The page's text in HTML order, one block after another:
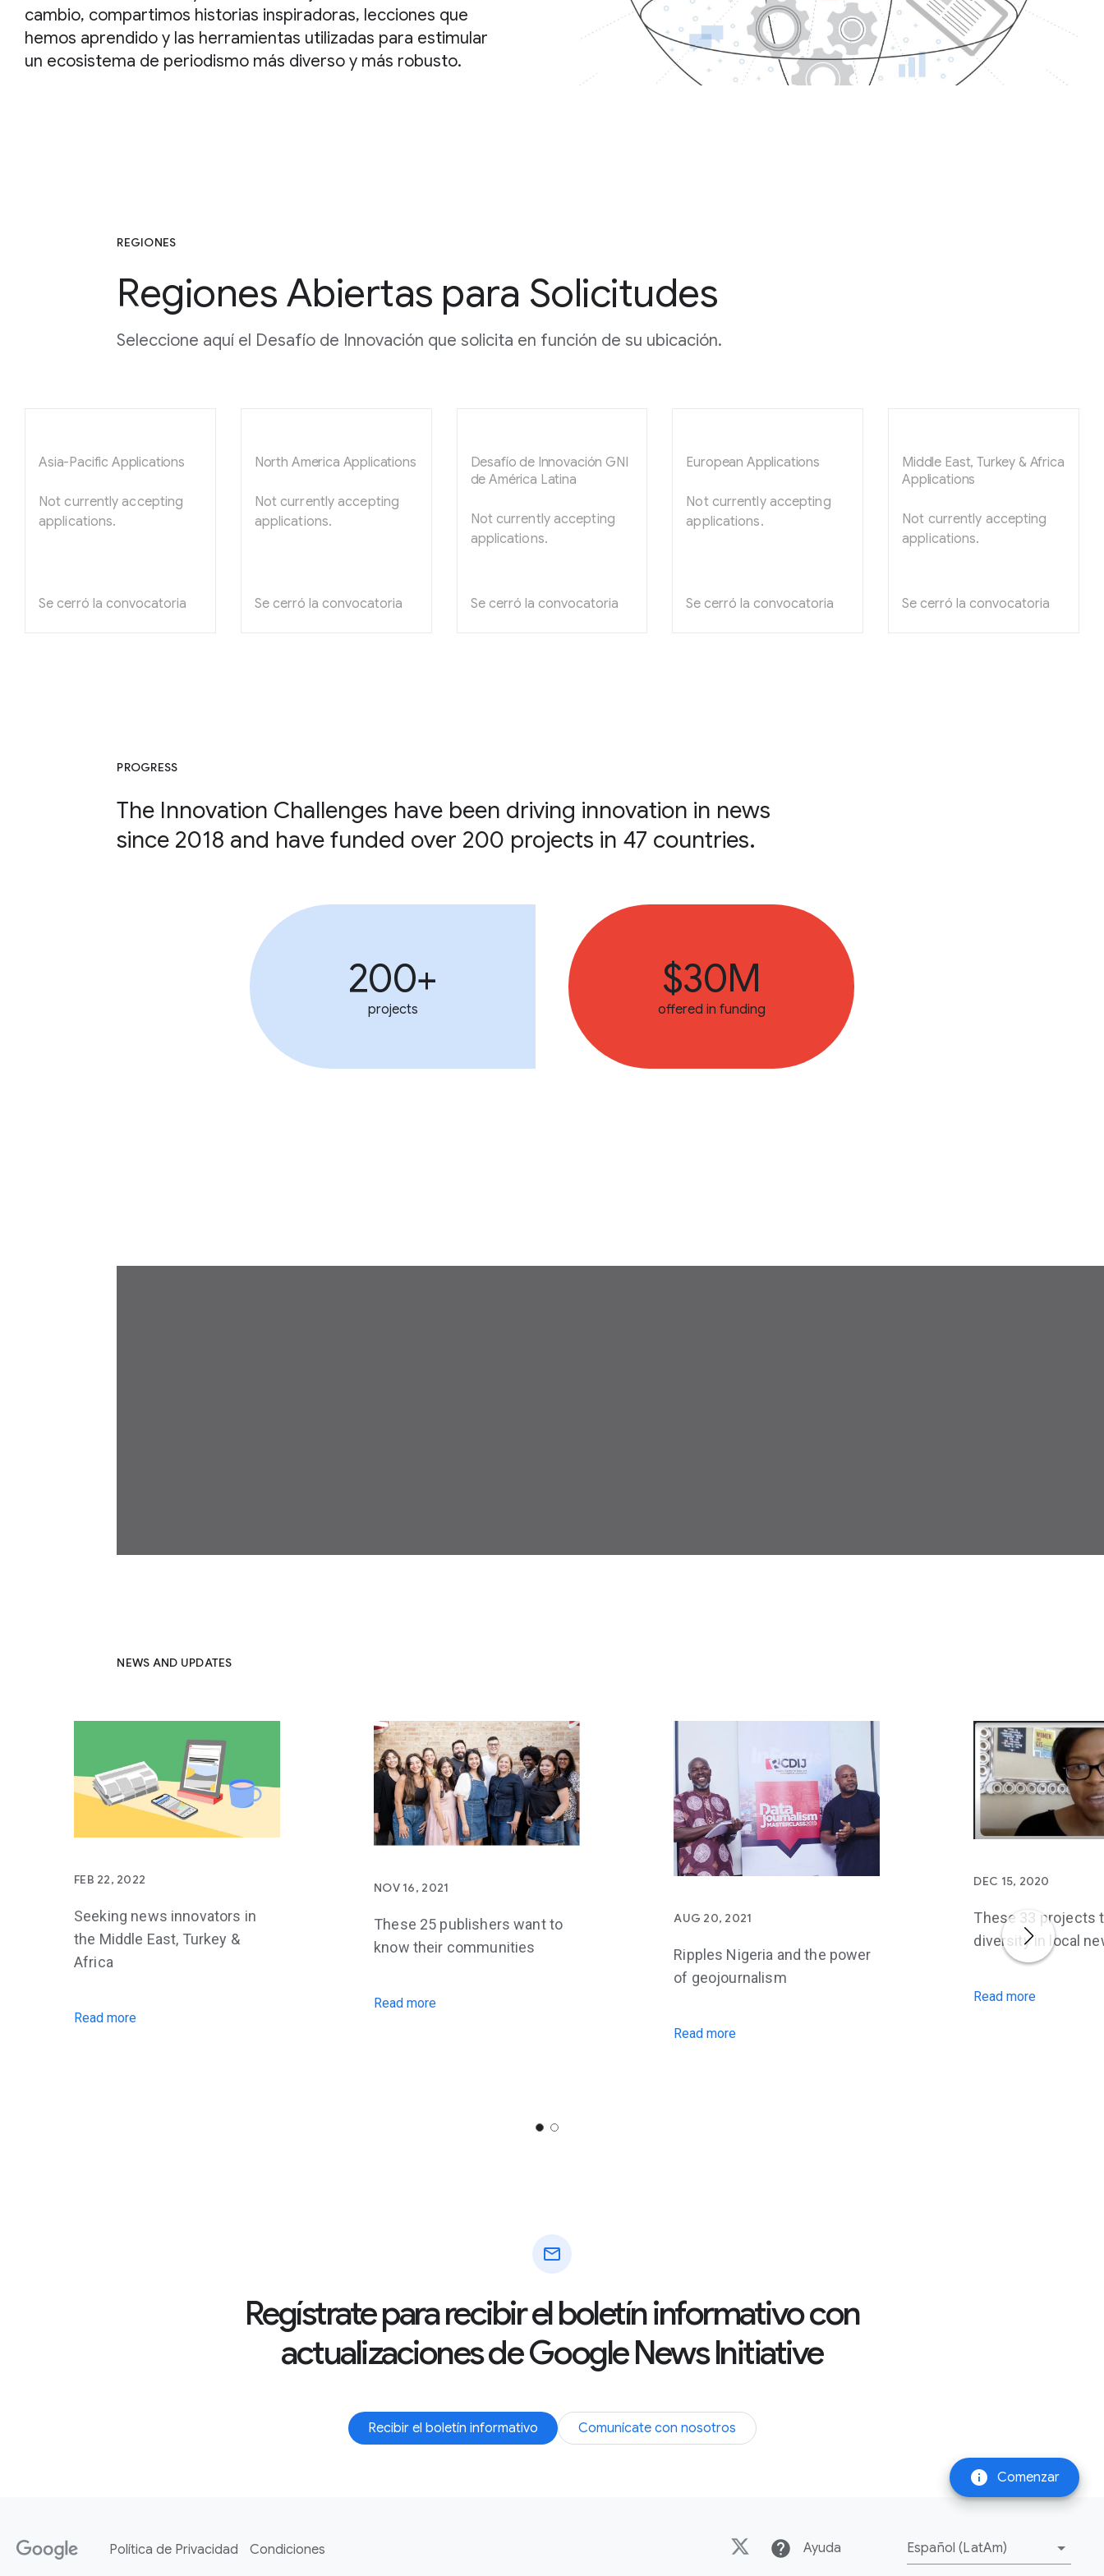
info Comenzar
cambio, compartimos historias inspiradoras, lecciones que
hemos aprendido y las herramientas utilizadas para estimular
un ecosistema de periodismo más diverso y más robusto.
REGIONES
Regiones Abiertas para Solicitudes
Seleccione aquí el Desafío de Innovación que solicita en función de su ubicación.
Asia-Pacific Applications
Not currently accepting
applications.
Se cerró la convocatoria
North America Applications
Not currently accepting
applications.
Se cerró la convocatoria
Desafío de Innovación GNI
de América Latina
Not currently accepting
applications.
Se cerró la convocatoria
European Applications
Not currently accepting
applications.
Se cerró la convocatoria
Middle East, Turkey & Africa
Applications
Not currently accepting
applications.
Se cerró la convocatoria
PROGRESS
The Innovation Challenges have been driving innovation in news
since 2018 and have funded over 200 projects in 47 countries.
200+
projects
$30M
offered in funding
NEWS AND UPDATES
FEB 22, 2022
Seeking news innovators in
the Middle East, Turkey &
Africa
Read more
NOV 16, 2021
These 25 publishers want to
know their communities
Read more
AUG 20, 2021
Ripples Nigeria and the power
of geojournalism
Read more
DEC 15, 2020
These 33 projects
diversity in local
Read more
mail
Regístrate para recibir el boletín informativo con
actualizaciones de Google News Initiative
Recibir el boletín informativo Comunícate con nosotros
Política de Privacidad Condiciones help Ayuda Español (LatAm)